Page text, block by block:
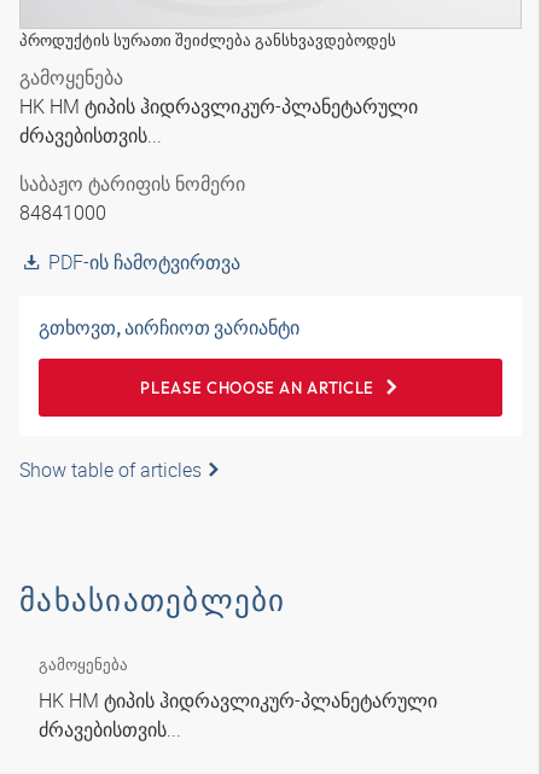
პროდუქტის სურათი შეიძლება განსხვავდებოდეს
გამოყენება
HK HM ტიპის ჰიდრავლიკურ-პლანეტარული
ძრავებისთვის...
საბაჟო ტარიფის ნომერი
84841000
PDF-ის ჩამოტვირთვა
გთხოვთ, აირჩიოთ ვარიანტი
PLEASE CHOOSE AN ARTICLE
Show table of articles
ᲛᲐᲮᲐᲡᲘᲐᲗᲔᲑᲚᲔᲑᲘ
გამოყენება
HK HM ტიპის ჰიდრავლიკურ-პლანეტარული
ძრავებისთვის...